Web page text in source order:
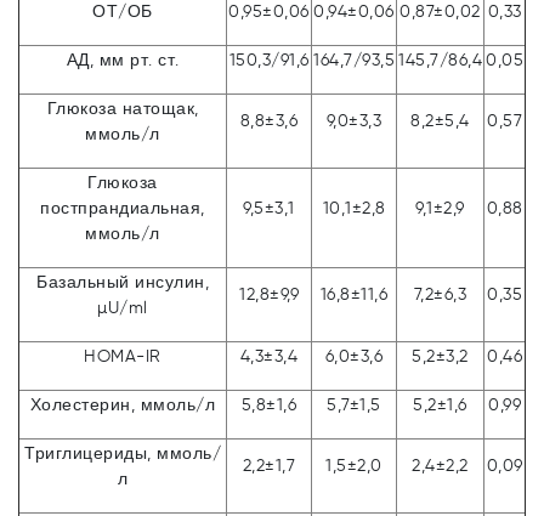
ОТ/ОБ 0,95±0,06 0,94±0,06 0,87±0,02 0,33
АД, мм рт. ст. 150,3/91,6 164,7/93,5 145,7/86,40,05
Глюкоза натощак,
ммоль/л
8,8±3,6 9,0±3,3 8,2±5,4 0,57
Глюкоза
постпрандиальная,
ммоль/л
9,5±3,1 10,1±2,8 9,1±2,9 0,88
Базальный инсулин,
µU/ml
12,8±9,9 16,8±11,6 7,2±6,3 0,35
HOMA-IR 4,3±3,4 6,0±3,6 5,2±3,2 0,46
Холестерин, ммоль/л 5,8±1,6 5,7±1,5 5,2±1,6 0,99
Триглицериды, ммоль/
л
2,2±1,7 1,5±2,0 2,4±2,2 0,09